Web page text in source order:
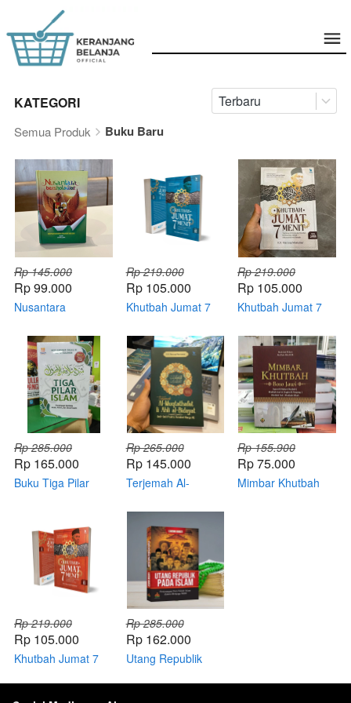
KATEGORI Terbaru
Semua Produk Buku Baru
Rp 145.000
Rp 99.000
Nusantara
Rp 219.000
Rp 105.000
Khutbah Jumat 7
Rp 219.000
Rp 105.000
Khutbah Jumat 7
Rp 285.000
Rp 165.000
Buku Tiga Pilar
Rp 265.000
Rp 145.000
Terjemah Al-
al-Bidayat
Rp 155.900
Rp 75.000
Mimbar Khutbah
Rp 219.000
Rp 105.000
Khutbah Jumat 7
Rp 285.000
Rp 162.000
Utang Republik